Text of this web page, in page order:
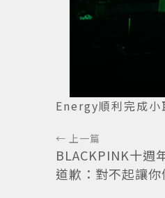
Energy順利完成小
← 上一篇
BLACKPINK十週
道歉：對不起讓